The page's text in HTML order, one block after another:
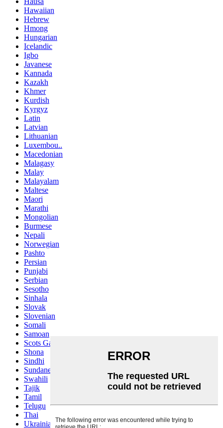
Hawaiian
Hebrew
Hmong
Hungarian
Icelandic
Igbo
Javanese
Kannada
Kazakh
Khmer
Kurdish
Kyrgyz
Latin
Latvian
Lithuanian
Luxembou..
Macedonian
Malagasy
Malay
Malayalam
Maltese
Maori
Marathi
Mongolian
Burmese
Nepali
Norwegian
Pashto
Persian
Punjabi
Serbian
Sesotho
Sinhala
Slovak
Slovenian
Somali
Samoan
Scots Gaelic
Shona
Sindhi
Sundanese
Swahili
Tajik
Tamil
Telugu
Thai
Ukrainian